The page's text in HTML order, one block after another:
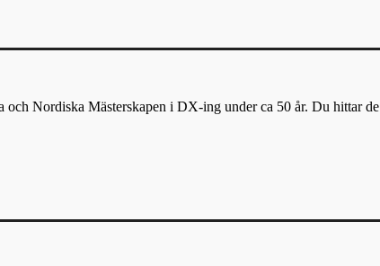
Nordiska Mästerskapen i DX-ing under ca 50 år. Du hittar de